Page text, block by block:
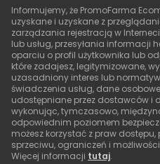
Informujemy, że PromoFarma
uzyskane i uzyskane z
zarządzania rejestracją w
lub usług, przesyłania
oparciu o profil użytkownika lub
które zadajesz, legitymizowane,
uzasadniony interes lub
świadczenia usług, dane
udostępniane przez dostawców i
wykonując, tymczasowo,
odpowiednim poziomem
możesz korzystać z praw
sprzeciwu, ograniczeń i
Więcej informacji tutaj.